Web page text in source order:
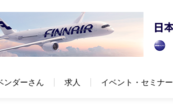
ンダーさん 求人 イベント・セミナー